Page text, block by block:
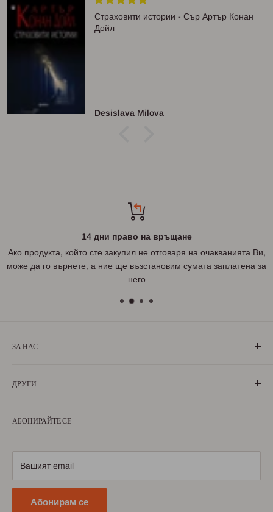
Страховити истории - Сър Артър Конан
Дойл
Desislava Milova
14 дни право на връщане
Ако продукта, който сте закупил не отговаря на очакванията Ви,
може да го върнете, а ние ще възстановим сумата заплатена за
него
ЗА НАС
са живели извън границите на България. Екипът ни се
милеещи за нея.
ДРУГИ
Условия за ползване
АБОНИРАЙТЕ СЕ
Вашият email
Абонирам се